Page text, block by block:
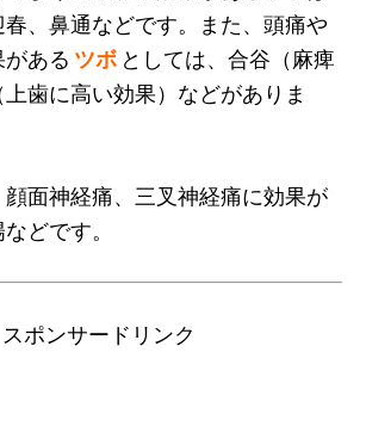
春、鼻通などです。また、頭痛や
ある ツボ としては、合谷（麻痺
歯に高い効果）などがありま
面神経痛、三叉神経痛に効果が
どです。
スポンサードリンク